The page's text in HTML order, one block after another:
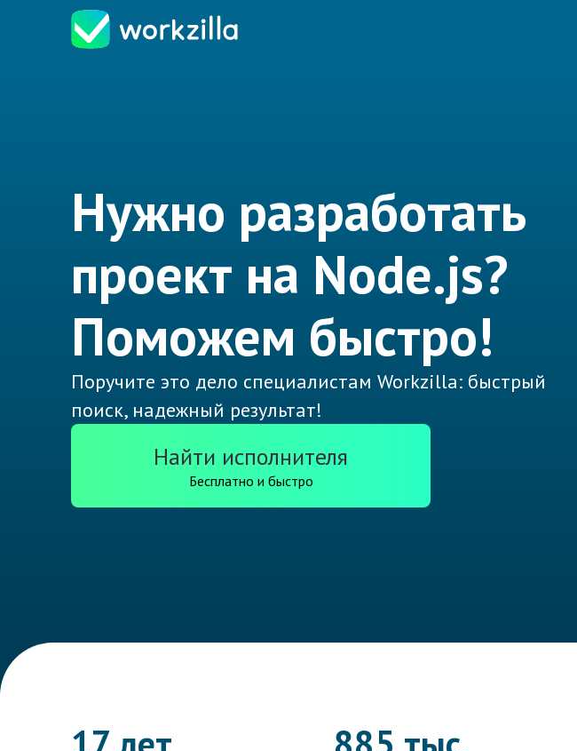
Нужно разработать
проект на Node.js?
Поможем быстро!
Поручите это дело специалистам Workzilla: быстрый
поиск, надежный результат!
Найти исполнителя
Бесплатно и быстро